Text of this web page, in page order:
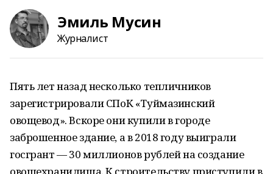
Эмиль Мусин
Журналист
Пять лет назад несколько тепличников
зарегистрировали СПоК «Туймазинский
овощевод». Вскоре они купили в городе
заброшенное здание, а в 2018 году выиграли
госгрант — 30 миллионов рублей на создание